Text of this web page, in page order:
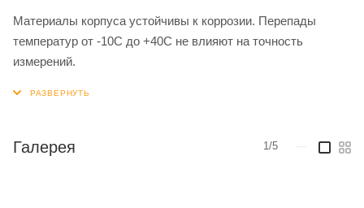
Материалы корпуса устойчивы к коррозии. Перепады
температур от -10С до +40С не влияют на точность
измерений.
Галерея 1/5